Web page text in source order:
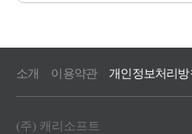
소개 이용약관 개인정보처리방
(주) 캐리소프트